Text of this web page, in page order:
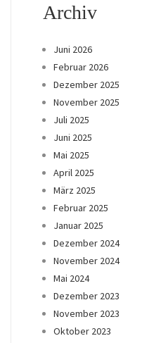
Archiv
Juni 2026
Februar 2026
Dezember 2025
November 2025
Juli 2025
Juni 2025
Mai 2025
April 2025
März 2025
Februar 2025
Januar 2025
Dezember 2024
November 2024
Mai 2024
Dezember 2023
November 2023
Oktober 2023